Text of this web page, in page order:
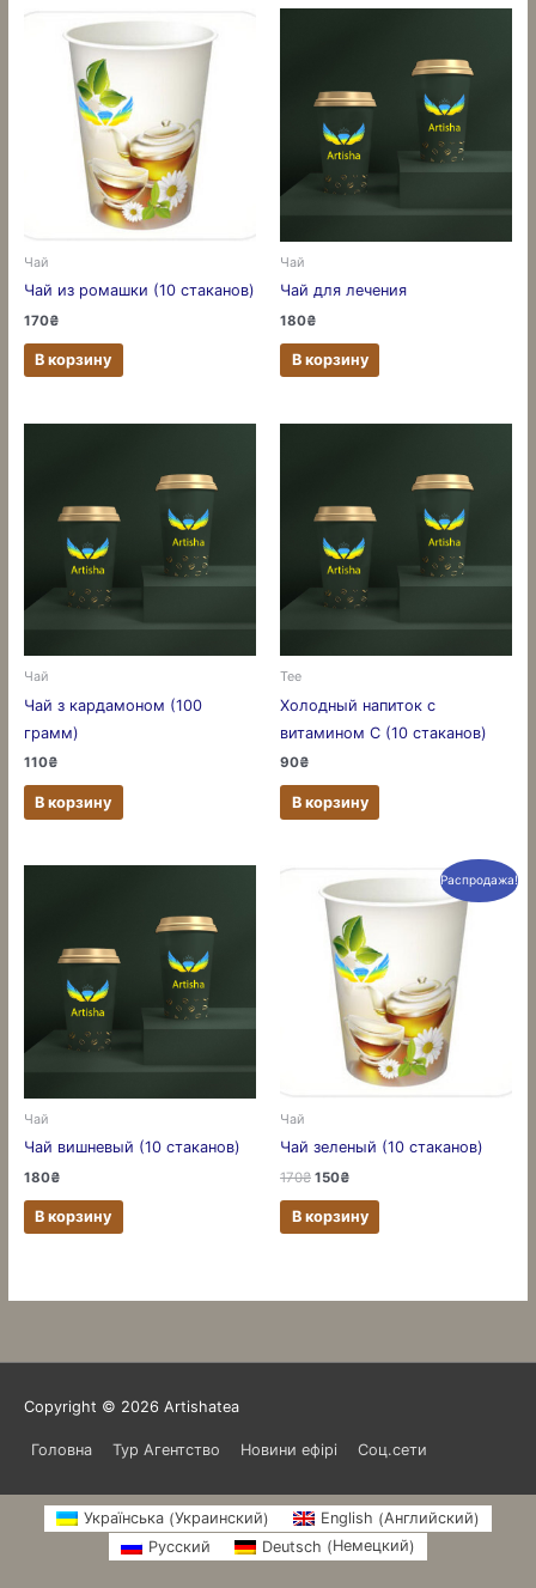
Чай
Чай из ромашки (10 стаканов)
170₴
В корзину
Чай
Чай для лечения
180₴
В корзину
Чай
Чай з кардамоном (100
грамм)
110₴
В корзину
Tee
Холодный напиток с
витамином С (10 стаканов)
90₴
В корзину
Чай
Чай вишневый (10 стаканов)
180₴
В корзину
Распродажа!
Чай
Чай зеленый (10 стаканов)
170₴ 150₴
В корзину
Copyright © 2026 Artishatea
Головна Тур Агентство Новини ефірі Соц.сети
Українська (Украинский) English (Английский)
Русский
Deutsch (Немецкий)